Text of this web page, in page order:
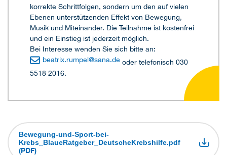
korrekte Schrittfolgen, sondern um den auf vielen
Ebenen unterstützenden Effekt von Bewegung,
Musik und Miteinander. Die Teilnahme ist kostenfrei
und ein Einstieg ist jederzeit möglich.
Bei Interesse wenden Sie sich bitte an:
beatrix.rumpel@sana.de oder telefonisch 030
5518 2016.
Bewegung-und-Sport-bei-
Krebs_BlaueRatgeber_DeutscheKrebshilfe.pdf
(PDF)